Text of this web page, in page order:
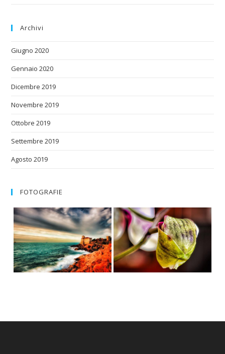
Archivi
Giugno 2020
Gennaio 2020
Dicembre 2019
Novembre 2019
Ottobre 2019
Settembre 2019
Agosto 2019
FOTOGRAFIE